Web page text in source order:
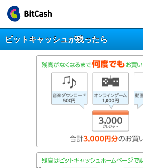
ビットキャッシュが残ったら